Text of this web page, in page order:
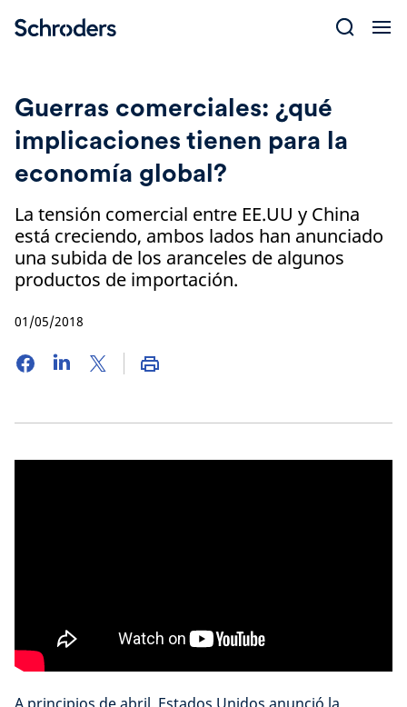
Guerras comerciales: ¿qué
implicaciones tienen para la
economía global?
La tensión comercial entre EE.UU y China
está creciendo, ambos lados han anunciado
una subida de los aranceles de algunos
productos de importación.
01/05/2018